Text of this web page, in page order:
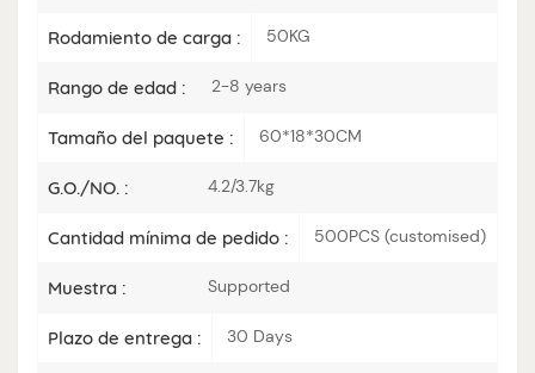
Rodamiento de carga : 50KG
Rango de edad : 2-8 years
Tamaño del paquete : 60*18*30CM
G.O./NO. : 4.2/3.7kg
Cantidad mínima de pedido : 500PCS (customised)
Muestra : Supported
Plazo de entrega : 30 Days